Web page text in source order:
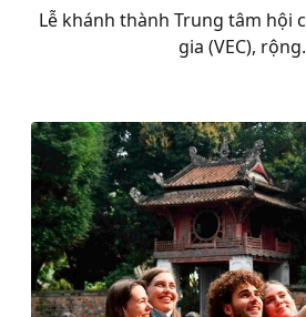
Lễ khánh thành Trung tâm hội
gia (VEC),